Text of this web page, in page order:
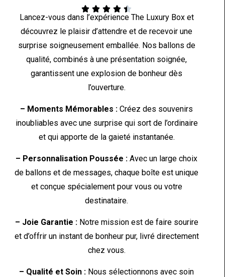
    
Lancez-vous dans l’expérience The Luxury Box et
découvrez le plaisir d’attendre et de recevoir une
surprise soigneusement emballée. Nos ballons de
qualité, combinés à une présentation soignée,
garantissent une explosion de bonheur dès
l’ouverture.
– Moments Mémorables : Créez des souvenirs
inoubliables avec une surprise qui sort de l’ordinaire
et qui apporte de la gaieté instantanée.
– Personnalisation Poussée : Avec un large choix
de ballons et de messages, chaque boîte est unique
et conçue spécialement pour vous ou votre
destinataire.
– Joie Garantie :Notre mission est de faire sourire
et d’offrir un instant de bonheur pur, livré directement
chez vous.
– Qualité et Soin : Nous sélectionnons avec soin